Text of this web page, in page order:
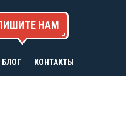
НАМ
БЛОГ КОНТАКТЫ